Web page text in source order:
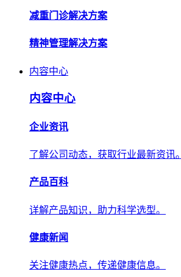
减重门诊解决方案
精神管理解决方案
内容中心
内容中心
企业资讯
了解公司动态，获取行业最新资讯。
产品百科
详解产品知识，助力科学选型。
健康新闻
关注健康热点，传递健康信息。